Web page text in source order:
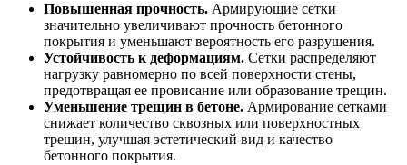
Повышенная прочность. Армирующие сетки
значительно увеличивают прочность бетонного
покрытия и уменьшают вероятность его разрушения.
Устойчивость к деформациям. Сетки распределяют
нагрузку равномерно по всей поверхности стены,
предотвращая ее провисание или образование трещин.
Уменьшение трещин в бетоне. Армирование сетками
снижает количество сквозных или поверхностных
трещин, улучшая эстетический вид и качество
бетонного покрытия.